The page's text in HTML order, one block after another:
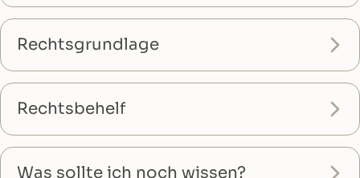
Rechtsgrundlage
Rechtsbehelf
Was sollte ich noch wissen?